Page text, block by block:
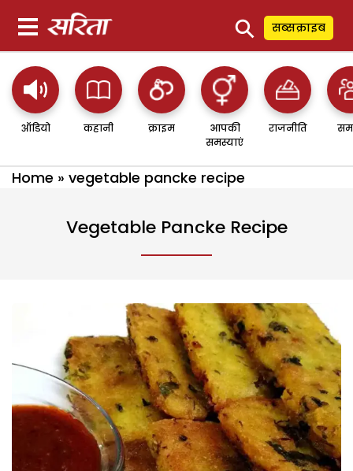
⚲ सब्सक्राइब
ऑडियो कहानी क्राइम
आपकी
समस्याएं
राजनीति
Home » vegetable pancke recipe
Vegetable Pancke Recipe